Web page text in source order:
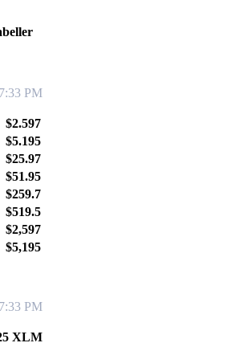
PM
$2.597
$5.195
$25.97
$51.95
$259.7
$519.5
$2,597
$5,195
PM
XLM